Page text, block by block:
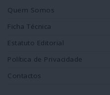
Quem Somos
Ficha Técnica
Estatuto Editorial
Política de Privacidade
Contactos